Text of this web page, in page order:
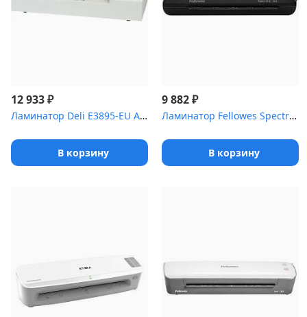
12 933₽
Ламинатор Deli E3895-EU A3 (50-200мкм) 60см/мин
В корзину
9 882₽
Ламинатор Fellowes Spectra A4 (FS-57378), A4 (80-125 мкм) 30 см/м...
В корзину